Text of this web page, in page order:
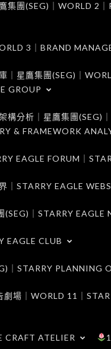
集團(SEG)｜WORLD 2
3｜BRAND
｜星鷹集團(SEG)｜
GROUP
構分析｜星鷹集團(SEG)
& FRAMEWORK
EAGLE FORUM｜
｜STARRY EAGLE
｜STARRY EAGLE
EAGLE CLUB
｜STARRY PLANNING
場｜WORLD 11｜
CRAFT ATELIER